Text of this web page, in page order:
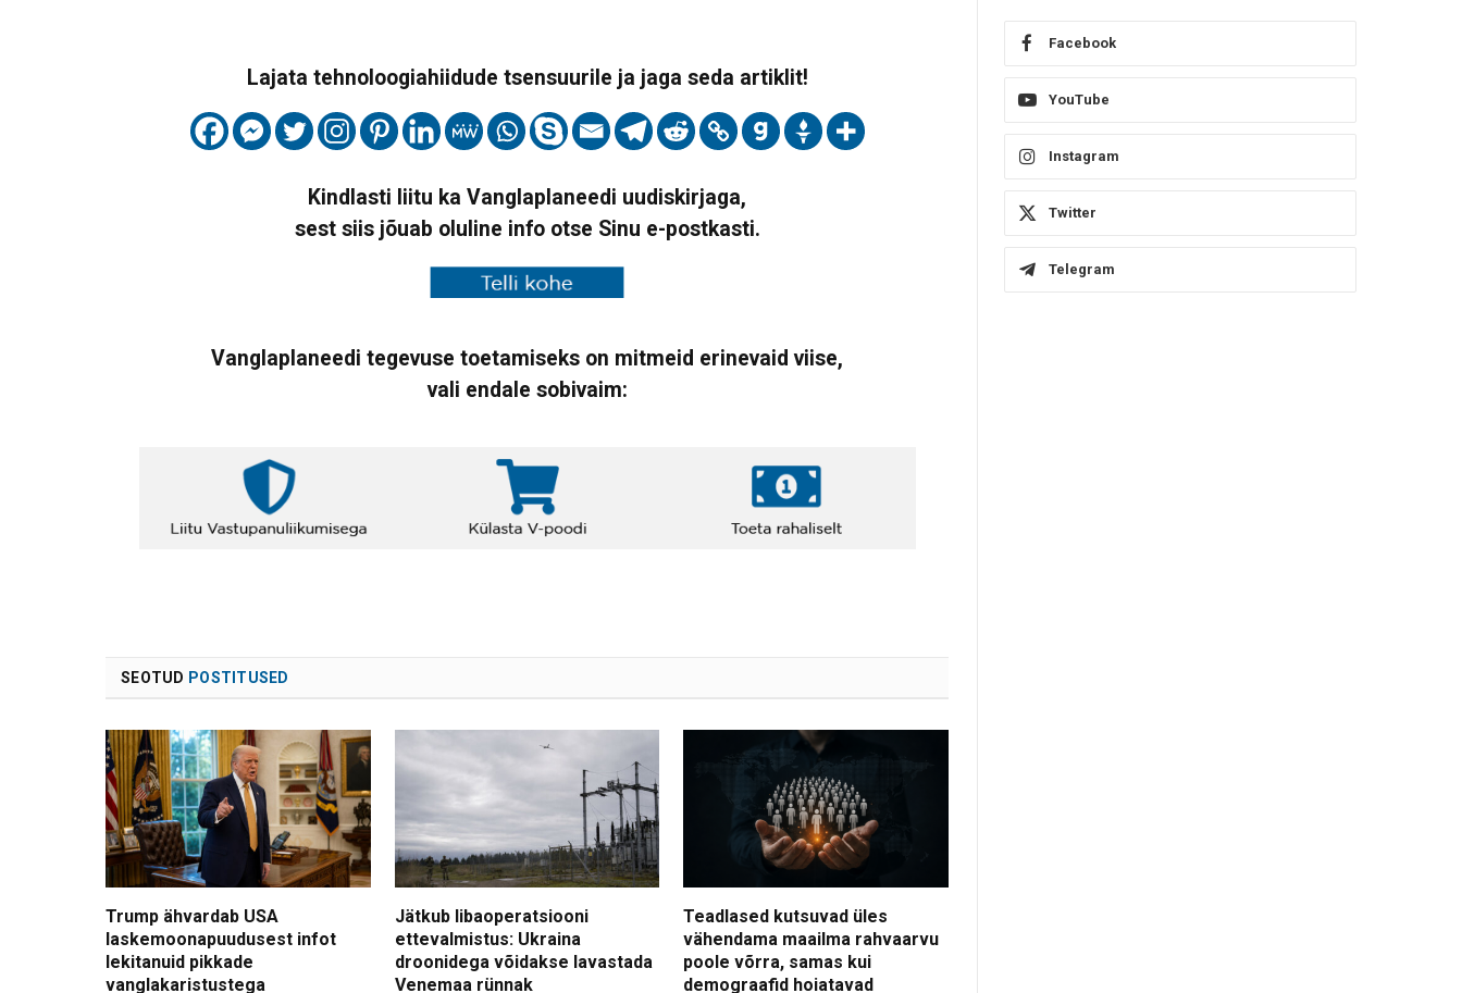
Lajata tehnoloogiahiidude tsensuurile ja jaga seda artiklit!
Kindlasti liitu ka Vanglaplaneedi uudiskirjaga,
sest siis jõuab oluline info otse Sinu e-postkasti.
Vanglaplaneedi tegevuse toetamiseks on mitmeid erinevaid viise,
vali endale sobivaim:
SEOTUD POSTITUSED
Trump ähvardab USA
laskemoonapuudusest infot
lekitanuid pikkade
vanglakaristustega
Jätkub libaoperatsiooni
ettevalmistus: Ukraina
droonidega võidakse lavastada
Venemaa rünnak
Teadlased kutsuvad üles
vähendama maailma rahvaarvu
poole võrra, samas kui
demograafid hoiatavad
Facebook
YouTube
Instagram
Twitter
Telegram